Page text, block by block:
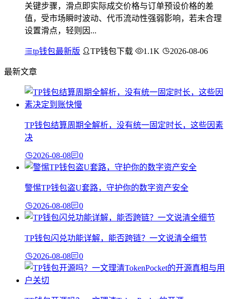
关键步骤，滑点即实际成交价格与订单预设价格的差
值，受市场瞬时波动、代币流动性强弱影响，若未合理
设置滑点，轻则因...
tp钱包最新版 TP钱包下载 1.1K 2026-08-06
最新文章
TP钱包结算周期全解析，没有统一固定时长，这些因素
决
2026-08-08 0
警惕TP钱包盗U套路，守护你的数字资产安全
2026-08-08 0
TP钱包闪兑功能详解，能否跨链？一文说清全细节
2026-08-08 0